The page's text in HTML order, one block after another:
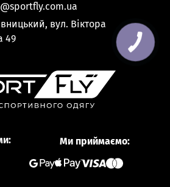
Ми приймаємо:
вул. Віктора
49